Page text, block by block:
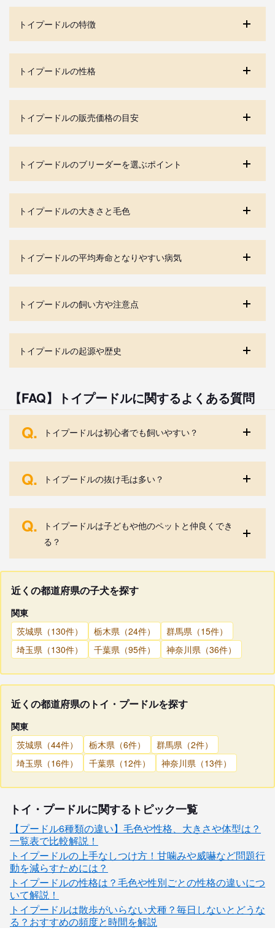
トイプードルの特徴
トイプードルの性格
トイプードルの販売価格の目安
トイプードルのブリーダーを選ぶポイント
トイプードルの大きさと毛色
トイプードルの平均寿命となりやすい病気
トイプードルの飼い方や注意点
トイプードルの起源や歴史
【FAQ】トイプードルに関するよくある質問
Q. トイプードルは初心者でも飼いやすい？
Q. トイプードルの抜け毛は多い？
Q.
トイプードルは子どもや他のペットと仲良くでき
る？
近くの都道府県の子犬を探す
関東
茨城県（130件）
栃木県（24件）
群馬県（15件）
埼玉県（130件）
千葉県（95件） 神奈川県（36件）
近くの都道府県のトイ・プードルを探す
関東
茨城県（44件）
栃木県（6件）
群馬県（2件）
埼玉県（16件）
千葉県（12件） 神奈川県（13件）
トイ・プードルに関するトピック一覧
【プードル6種類の違い】毛色や性格、大きさや体型は？
一覧表で比較解説！
トイプードルの上手なしつけ方！甘噛みや威嚇など問題行
動を減らすためには？
トイプードルの性格は？毛色や性別ごとの性格の違いにつ
いて解説！
トイプードルは散歩がいらない犬種？毎日しないとどうな
る？おすすめの頻度と時間を解説